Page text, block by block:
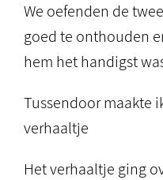
We oefenden de
goed te onthouden
hem het handigst
Tussendoor maakte
verhaaltje
Het verhaaltje ging